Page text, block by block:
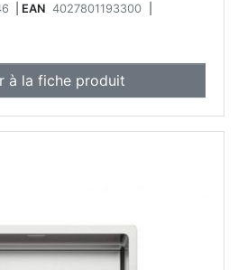
EAN 4027801193300
à la fiche produit